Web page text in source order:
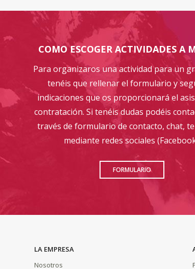
COMO ESCOGER ACTIVIDADES A
Para organizaros una actividad para un
tenéis que rellenar el formulario y
indicaciones que os proporcionará el
contratación. Si tenéis dudas podéis
través de formulario de contacto, chat,
mediante redes sociales
FORMULARIO
LA EMPRESA
Nosotros